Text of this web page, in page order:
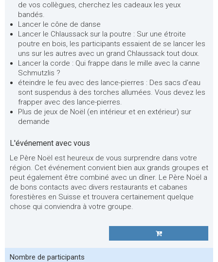
de vos collègues, cherchez les cadeaux les yeux
bandés.
Lancer le cône de danse
Lancer le Chlaussack sur la poutre : Sur une étroite
poutre en bois, les participants essaient de se lancer les
uns sur les autres avec un grand Chlaussack tout doux.
Lancer la corde : Qui frappe dans le mille avec la canne
Schmutzlis ?
éteindre le feu avec des lance-pierres : Des sacs d'eau
sont suspendus à des torches allumées. Vous devez les
frapper avec des lance-pierres.
Plus de jeux de Noël (en intérieur et en extérieur) sur
demande
L'événement avec vous
Le Père Noël est heureux de vous surprendre dans votre
région. Cet événement convient bien aux grands groupes et
peut également être combiné avec un dîner. Le Père Noël a
de bons contacts avec divers restaurants et cabanes
forestières en Suisse et trouvera certainement quelque
chose qui conviendra à votre groupe.
Nombre de participants